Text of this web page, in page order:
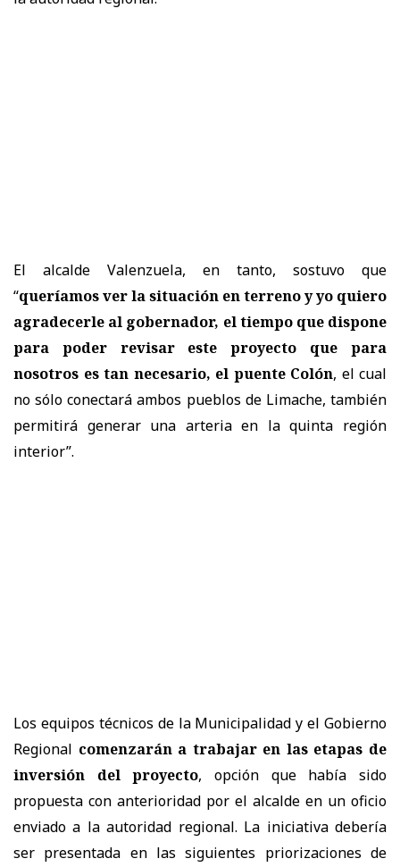
El alcalde Valenzuela, en tanto, sostuvo que
“queríamos ver la situación en terreno y yo quiero
agradecerle al gobernador, el tiempo que dispone
para poder revisar este proyecto que para
nosotros es tan necesario, el puente Colón, el cual
no sólo conectará ambos pueblos de Limache, también
permitirá generar una arteria en la quinta región
interior”.
Los equipos técnicos de la Municipalidad y el Gobierno
Regional comenzarán a trabajar en las etapas de
inversión del proyecto, opción que había sido
propuesta con anterioridad por el alcalde en un oficio
enviado a la autoridad regional. La iniciativa debería
ser presentada en las siguientes priorizaciones de